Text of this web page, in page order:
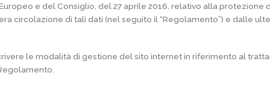
e del Consiglio, del 27 aprile 2016, relativo alla protezione
circolazione di tali dati (nel seguito il “Regolamento”) e dalle
le modalità di gestione del sito internet in riferimento al